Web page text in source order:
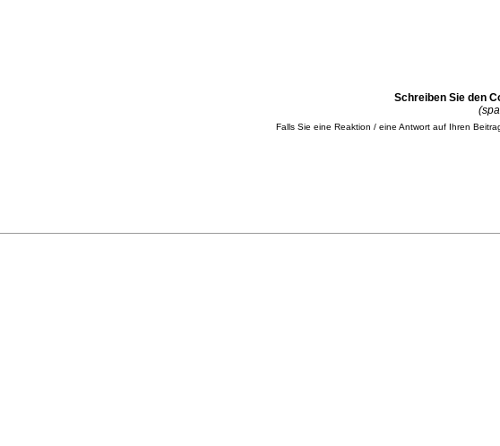
Schreiben Sie den
Falls Sie eine Reaktion / eine Antwort auf Ihren